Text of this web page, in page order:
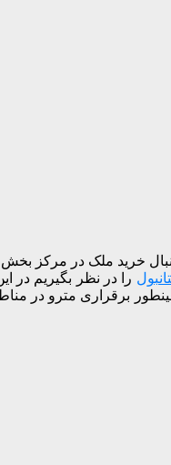
خرید ملک در مرکز بخش
را در نظر بگیریم
برقراری مترو در